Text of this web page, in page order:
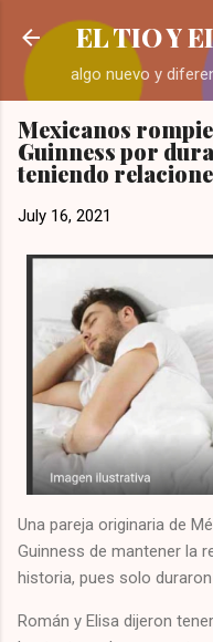
Skip
EL TIO Y
algo nuevo y
Mexicanos
Guinness por
teniendo
July 16, 2021
Una pareja originaria de
Guinness de mantener la
historia, pues solo
Román y Elisa dijeron